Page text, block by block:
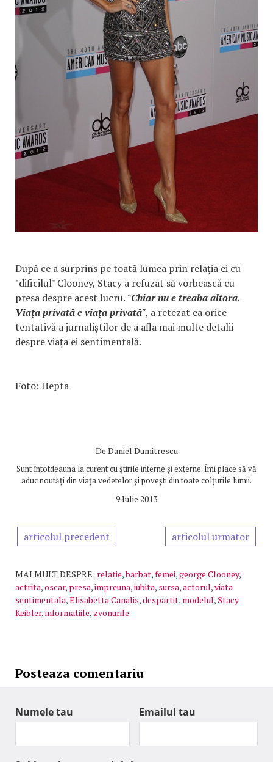
După ce a surprins pe toată lumea prin relația ei cu
"dificilul" Clooney, Stacy a refuzat să vorbească cu
presa despre acest lucru. "Chiar nu e treaba altora.
Viața privată e viața privată", a retezat ea orice
tentativă a jurnaliștilor de a afla mai multe detalii
despre viața ei sentimentală.
Foto: Hepta
De Daniel Dumitrescu
Sunt întotdeauna la curent cu știrile interne și externe. Îmi place să vă
aduc noutăți din viața vedetelor și povești din toate colțurile lumii.
9 Iulie 2013
articolul precedent articolul urmator
MAI MULT DESPRE: relatie,barbat,femei,george Clooney,
actrita,oscar, presa,impreuna,iubita, sursa,actorul,viata
sentimentala,Elisabetta Canalis,despartit, modelul,Stacy
Keibler,informatiile, zvonurile
Posteaza comentariu
Numele tau Emailul tau